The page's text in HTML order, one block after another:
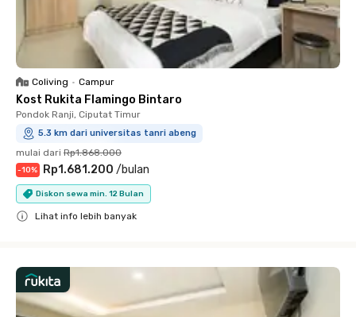
Coliving • Campur
Kost Rukita Flamingo Bintaro
Pondok Ranji, Ciputat Timur
5.3 km dari universitas tanri abeng
mulai dari Rp1.868.000
-10% Rp1.681.200 /bulan
Diskon sewa min. 12 Bulan
Lihat info lebih banyak